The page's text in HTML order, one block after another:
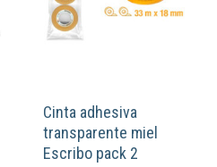
Cinta adhesiva
transparente miel
Escribo pack 2